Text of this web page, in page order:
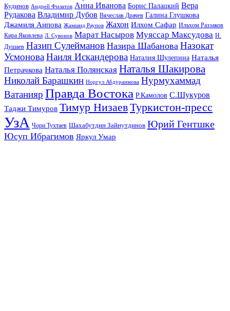
Кудинов Андрей Филатов Анна Иванова Борис Палацкий Вера
Рудакова Владимир Дубов Вячеслав Драчев Галина Глушкова
Джамиля Аипова Жамшид Раупов Жахон Илхом Сафар Ильхом Раззаков
Кира Яковлева Л. Сувонов Марат Насыров Муяссар Максудова Н.
Душаев Назип Сулейманов Назира Шабанова Назокат
УсмоноваНаиля Искандерова Наталия Шулепина Наталья
Петрачкова Наталья Полянская Наталья Шакирова
Николай Барашкин Норгул Абдураимова Нурмухаммад
Ватанияр Правда Востока Р.Камолов С.Шукуров
Таджи Тимуров Тимур НизаевТуркистон-пресс
УзА Чори Тухтаев Шахабутдин Зайнутдинов Юрий Гентшке
Юсуп Ибрагимов Яркул Умар